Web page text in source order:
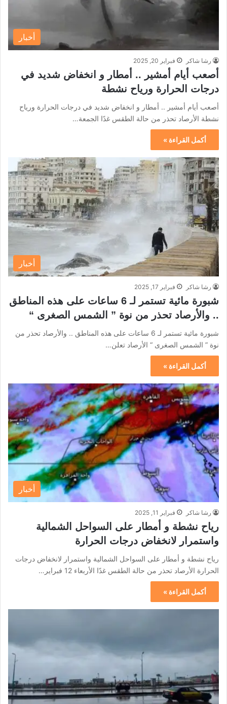
أخبار
رشا شاكر فبراير 20, 2025
أصعب أيام أمشير .. أمطار و انخفاض شديد في
درجات الحرارة ورياح نشطة
أصعب أيام أمشير .. أمطار و انخفاض شديد في درجات الحرارة ورياح
نشطة الأرصاد تحذر من حالة الطقس غدًا الجمعة…
أكمل القراءة »
أخبار
رشا شاكر فبراير 17, 2025
شبورة مائية تستمر لـ 6 ساعات على هذه المناطق
.. والأرصاد تحذر من نوة ” الشمس الصغرى “
شبورة مائية تستمر لـ 6 ساعات على هذه المناطق .. والأرصاد تحذر من
نوة ” الشمس الصغرى “ الأرصاد تعلن…
أكمل القراءة »
أخبار
رشا شاكر فبراير 11, 2025
رياح نشطة و أمطار على السواحل الشمالية
واستمرار لانخفاض درجات الحرارة
رياح نشطة و أمطار على السواحل الشمالية واستمرار لانخفاض درجات
الحرارة الأرصاد تحذر من حالة الطقس غدًا الأربعاء 12 فبراير…
أكمل القراءة »